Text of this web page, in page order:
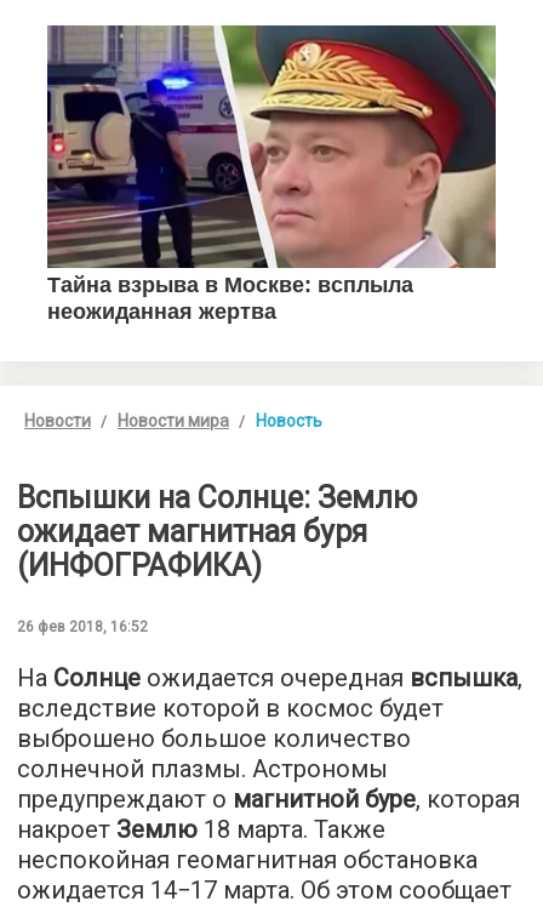
Новости Новости мира Новость
Вспышки на Солнце: Землю
ожидает магнитная буря
(ИНФОГРАФИКА)
26 фев 2018, 16:52
На Солнце ожидается очередная вспышка,
вследствие которой в космос будет
выброшено большое количество
солнечной плазмы. Астрономы
предупреждают о магнитной буре, которая
накроет Землю 18 марта. Также
неспокойная геомагнитная обстановка
ожидается 14−17 марта. Об этом сообщает